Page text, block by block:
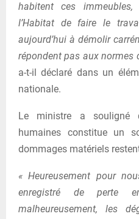
habitent ces
l’Habitat de faire le
aujourd’hui à démolir
répondent pas aux normes
a-t-il déclaré dans un
nationale.
Le ministre a souligné
humaines constitue un
dommages matériels
« Heureusement pour
enregistré de perte
malheureusement, les